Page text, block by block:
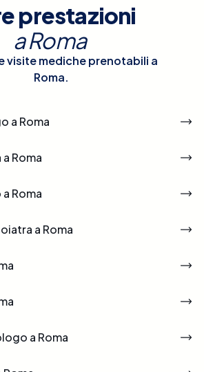
prestazioni
aRoma
visite mediche prenotabili a
Roma.
a Roma
Roma
Roma
a Roma
a Roma